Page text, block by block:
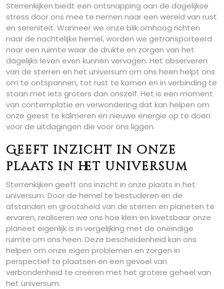
Sterrenkijken biedt een ontsnapping aan de dagelijkse
stress door ons mee te nemen naar een wereld van rust
en sereniteit. Wanneer we onze blik omhoog richten
naar de nachtelijke hemel, worden we getransporteerd
naar een ruimte waar de drukte en zorgen van het
dagelijks leven even kunnen vervagen. Het observeren
van de sterren en het universum om ons heen helpt ons
om te ontspannen, tot rust te komen en in verbinding te
staan met iets groters dan onszelf. Het is een moment
van contemplatie en verwondering dat kan helpen om
onze geest te kalmeren en nieuwe energie op te doen
voor de uitdagingen die voor ons liggen.
Geeft inzicht in onze
plaats in het universum
Sterrenkijken geeft ons inzicht in onze plaats in het
universum. Door de hemel te bestuderen en de
afstanden en grootsheid van de sterren en planeten te
ervaren, realiseren we ons hoe klein en kwetsbaar onze
planeet eigenlijk is in vergelijking met de oneindige
ruimte om ons heen. Deze bescheidenheid kan ons
helpen om onze eigen problemen en zorgen in
perspectief te plaatsen en een gevoel van
verbondenheid te creëren met het grotere geheel van
het universum.